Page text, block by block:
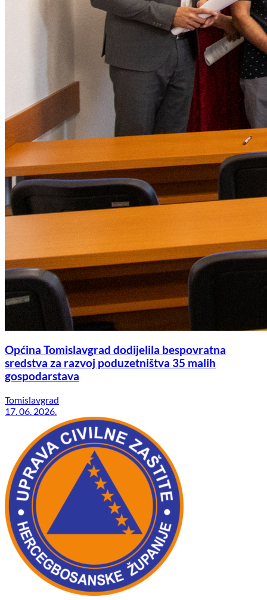
Općina Tomislavgrad dodijelila bespovratna
sredstva za razvoj poduzetništva 35 malih
gospodarstava
Tomislavgrad
17. 06. 2026.